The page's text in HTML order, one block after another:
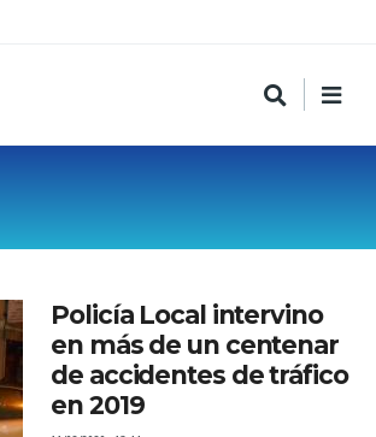
Policía Local intervino
en más de un centenar
de accidentes de tráfico
en 2019